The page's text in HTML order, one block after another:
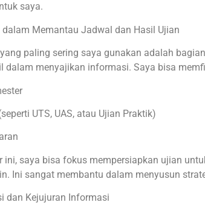
saya.
dalam Memantau Jadwal dan Hasil Ujian
paling sering saya gunakan adalah
dalam menyajikan informasi. Saya bisa
UTS, UAS, atau Ujian Praktik)
ini, saya bisa fokus mempersiapkan ujian
Ini sangat membantu dalam menyusun
dan Kejujuran Informasi